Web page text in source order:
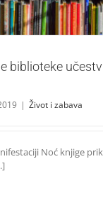
biblioteke
| Život i zabava
Noć knjige